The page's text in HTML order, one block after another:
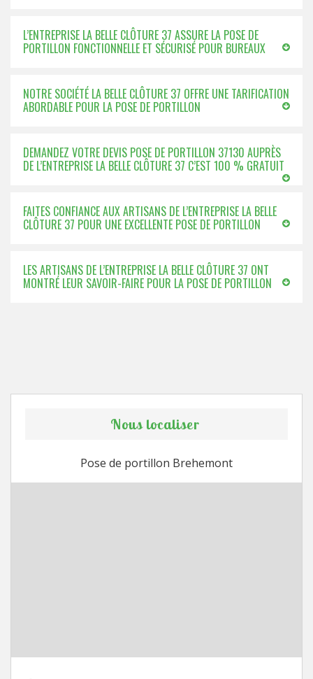
L’ENTREPRISE LA BELLE CLÔTURE 37 ASSURE LA POSE DE
PORTILLON FONCTIONNELLE ET SÉCURISÉ POUR BUREAUX
NOTRE SOCIÉTÉ LA BELLE CLÔTURE 37 OFFRE UNE TARIFICATION
ABORDABLE POUR LA POSE DE PORTILLON
DEMANDEZ VOTRE DEVIS POSE DE PORTILLON 37130 AUPRÈS
DE L’ENTREPRISE LA BELLE CLÔTURE 37 C’EST 100 % GRATUIT
FAITES CONFIANCE AUX ARTISANS DE L’ENTREPRISE LA BELLE
CLÔTURE 37 POUR UNE EXCELLENTE POSE DE PORTILLON
LES ARTISANS DE L’ENTREPRISE LA BELLE CLÔTURE 37 ONT
MONTRÉ LEUR SAVOIR-FAIRE POUR LA POSE DE PORTILLON
Nous localiser
Pose de portillon Brehemont